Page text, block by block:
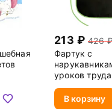
213
426
Фартук с
уроков труда
Джойстики
В корзину